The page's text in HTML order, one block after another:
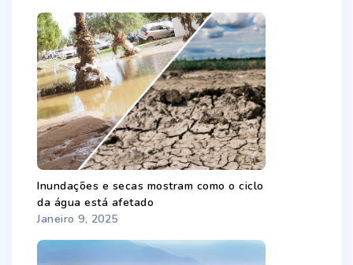
Inundações e secas mostram como o ciclo
da água está afetado
Janeiro 9, 2025